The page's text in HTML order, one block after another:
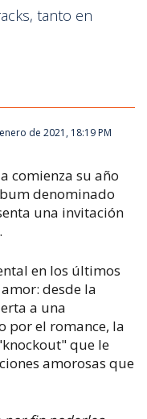
tanto en
de 2021, 18:19 PM
comienza su año
denominado
una invitación
en los últimos
desde la
a una
por el romance, la
que le
amorosas que